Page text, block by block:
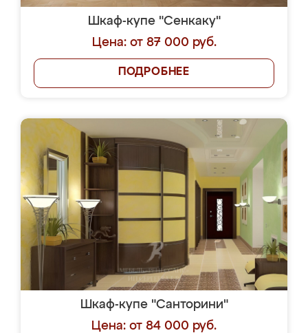
Шкаф-купе "Сенкаку"
Цена: от 87 000 руб.
ПОДРОБНЕЕ
Шкаф-купе "Санторини"
Цена: от 84 000 руб.